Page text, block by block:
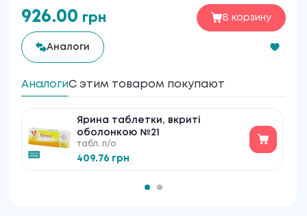
926.00 грн В корзину
Аналоги
АналогиС этим товаром покупают
Ярина таблетки, вкриті
оболонкою №21
табл. п/о
409.76 грн